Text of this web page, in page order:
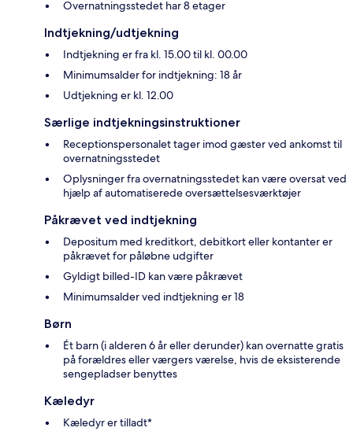
Overnatningsstedet har 8 etager
Indtjekning/udtjekning
Indtjekning er fra kl. 15.00 til kl. 00.00
Minimumsalder for indtjekning: 18 år
Udtjekning er kl. 12.00
Særlige indtjekningsinstruktioner
Receptionspersonalet tager imod gæster ved ankomst til
overnatningsstedet
Oplysninger fra overnatningsstedet kan være oversat ved
hjælp af automatiserede oversættelsesværktøjer
Påkrævet ved indtjekning
Depositum med kreditkort, debitkort eller kontanter er
påkrævet for påløbne udgifter
Gyldigt billed-ID kan være påkrævet
Minimumsalder ved indtjekning er 18
Børn
Ét barn (i alderen 6 år eller derunder) kan overnatte gratis
på forældres eller værgers værelse, hvis de eksisterende
sengepladser benyttes
Kæledyr
Kæledyr er tilladt*